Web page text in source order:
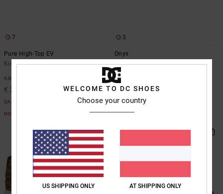
7
Pure High-Top EV
Kinder Grün High-Top-Lederschuhe
€ 55,00
€ 24,75
SALE
DOPPELTER RABATT EXTRA 25 %
3
Onyx
Kinder Blau Lederschuhe
€ 50,00
€ 22,50
SALE
DOPPELTER RABATT EXTRA 25 %
WELCOME TO DC SHOES
Choose your country
US SHIPPING ONLY AT SHIPPING ONLY